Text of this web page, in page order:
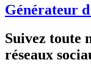
Générateur
Suivez toute
réseaux